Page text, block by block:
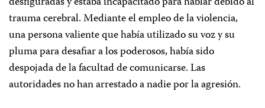
trauma cerebral. Mediante el empleo de la violencia,
una persona valiente que había utilizado su voz y su
pluma para desafiar a los poderosos, había sido
despojada de la facultad de comunicarse. Las
autoridades no han arrestado a nadie por la agresión.